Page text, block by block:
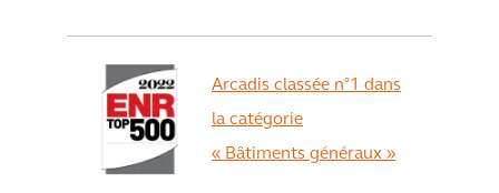
Arcadis classée n°1 dans
la catégorie
« Bâtiments généraux »